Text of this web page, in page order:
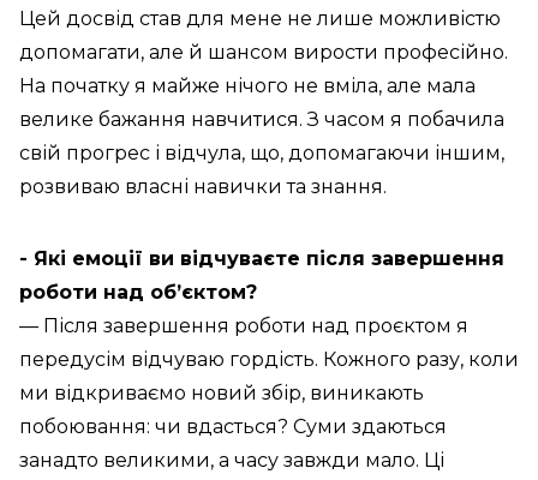
Цей досвід став для мене не лише можливістю
допомагати, але й шансом вирости професійно.
На початку я майже нічого не вміла, але мала
велике бажання навчитися. З часом я побачила
свій прогрес і відчула, що, допомагаючи іншим,
розвиваю власні навички та знання.
- Які емоції ви відчуваєте після завершення
роботи над об’єктом?
— Після завершення роботи над проєктом я
передусім відчуваю гордість. Кожного разу, коли
ми відкриваємо новий збір, виникають
побоювання: чи вдасться? Суми здаються
занадто великими, а часу завжди мало. Ці